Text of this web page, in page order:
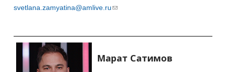
svetlana.zamyatina@amlive.ru(ссылка
Марат Сатимов